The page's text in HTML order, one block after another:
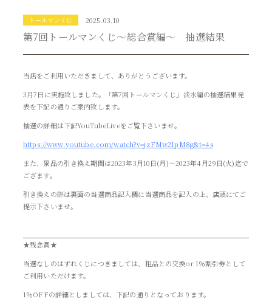
トールマンくじ 2025.03.10
第7回トールマンくじ～総合賞編～ 抽選結果
当店をご利用いただきまして、ありがとうございます。
3月7日に実施致しました。「第7回トールマンくじ」淡水編の抽選結果発
表を下記の通りご案内致します。
抽選の詳細は下記YouTubeLiveをご覧下さいませ。
https://www.youtube.com/watch?v=jzFMw21pM8g&t=4s
また、景品の引き換え期間は2023年3月10日(月)～2023年4月29日(火)迄で
ござます。
引き換えの際は裏面の当選商品記入欄に当選商品を記入の上、店頭にてご
提示下さいませ。
★残念賞★
当選なしのはずれくじにつきましては、粗品との交換or 1％割引券として
ご利用いただけます。
1％OFFの詳細としましては、下記の通りとなっております。